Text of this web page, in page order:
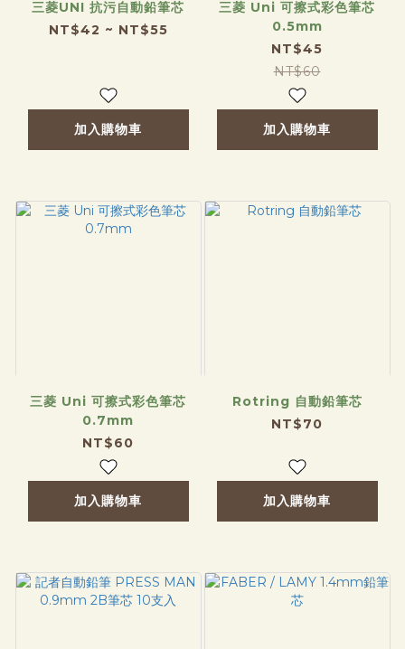
三菱UNI 抗污自動鉛筆芯
NT$42 ~ NT$55
加入購物車
三菱 Uni 可擦式彩色筆芯
0.5mm
NT$45
NT$60
加入購物車
三菱 Uni 可擦式彩色筆芯
0.7mm
NT$60
加入購物車
Rotring 自動鉛筆芯
NT$70
加入購物車